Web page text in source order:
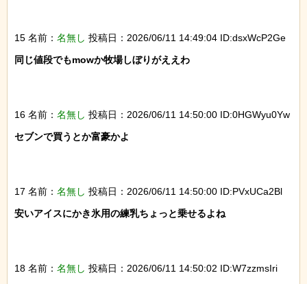
15 名前： 名無し 投稿日：2026/06/11 14:49:04 ID:dsxWcP2Ge
同じ値段でもmowか牧場しぼりがええわ
16 名前： 名無し 投稿日：2026/06/11 14:50:00 ID:0HGWyu0Yw
セブンで買うとか富豪かよ
17 名前： 名無し 投稿日：2026/06/11 14:50:00 ID:PVxUCa2Bl
安いアイスにかき氷用の練乳ちょっと乗せるよね
18 名前： 名無し 投稿日：2026/06/11 14:50:02 ID:W7zzmsIri